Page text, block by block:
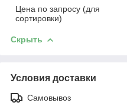
Цена по запросу (для
сортировки)
Скрыть
Условия доставки
Самовывоз